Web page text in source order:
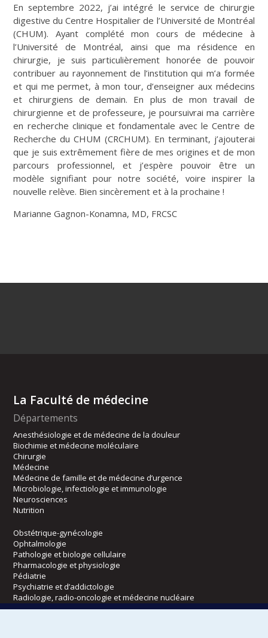
En septembre 2022, j’ai intégré le service de chirurgie
digestive du Centre Hospitalier de l’Université de Montréal
(CHUM). Ayant complété mon cours de médecine à
l’Université de Montréal, ainsi que ma résidence en
chirurgie, je suis particulièrement honorée de pouvoir
contribuer au rayonnement de l’institution qui m’a formée
et qui me permet, à mon tour, d’enseigner aux médecins
et chirurgiens de demain. En plus de mon travail de
chirurgienne et de professeure, je poursuivrai ma carrière
en recherche clinique et fondamentale avec le Centre de
Recherche du CHUM (CRCHUM). En terminant, j’ajouterai
que je suis extrêmement fière de mes origines et de mon
parcours professionnel, et j’espère pouvoir être un
modèle signifiant pour notre société, voire inspirer la
nouvelle relève. Bien sincèrement et à la prochaine !
Marianne Gagnon-Konamna, MD, FRCSC
La Faculté de médecine
Départements
Anesthésiologie et de médecine de la douleur
Biochimie et médecine moléculaire
Chirurgie
Médecine
Médecine de famille et de médecine d’urgence
Microbiologie, infectiologie et immunologie
Neurosciences
Nutrition
Obstétrique-gynécologie
Ophtalmologie
Pathologie et biologie cellulaire
Pharmacologie et physiologie
Pédiatrie
Psychiatrie et d’addictologie
Radiologie, radio-oncologie et médecine nucléaire